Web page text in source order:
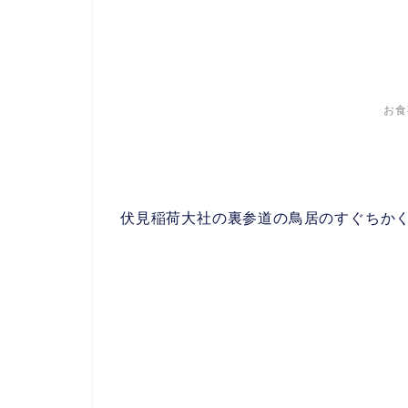
お
伏見稲荷大社の裏参道の鳥居のすぐちかく